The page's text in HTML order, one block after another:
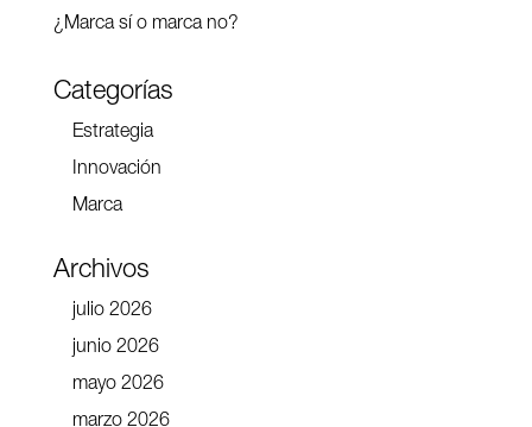
¿Marca sí o marca no?
Categorías
Estrategia
Innovación
Marca
Archivos
julio 2026
junio 2026
mayo 2026
marzo 2026